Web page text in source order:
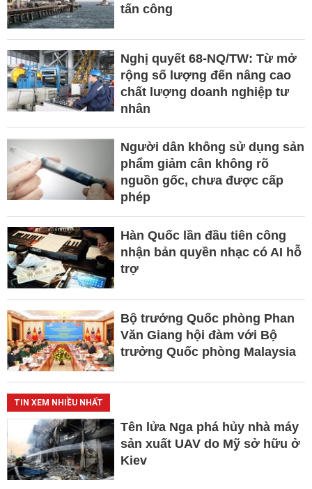
tấn công
Nghị quyết 68-NQ/TW: Từ mở
rộng số lượng đến nâng cao
chất lượng doanh nghiệp tư
nhân
Người dân không sử dụng sản
phẩm giảm cân không rõ
nguồn gốc, chưa được cấp
phép
Hàn Quốc lần đầu tiên công
nhận bản quyền nhạc có AI hỗ
trợ
Bộ trưởng Quốc phòng Phan
Văn Giang hội đàm với Bộ
trưởng Quốc phòng Malaysia
TIN XEM NHIỀU NHẤT
Tên lửa Nga phá hủy nhà máy
sản xuất UAV do Mỹ sở hữu ở
Kiev